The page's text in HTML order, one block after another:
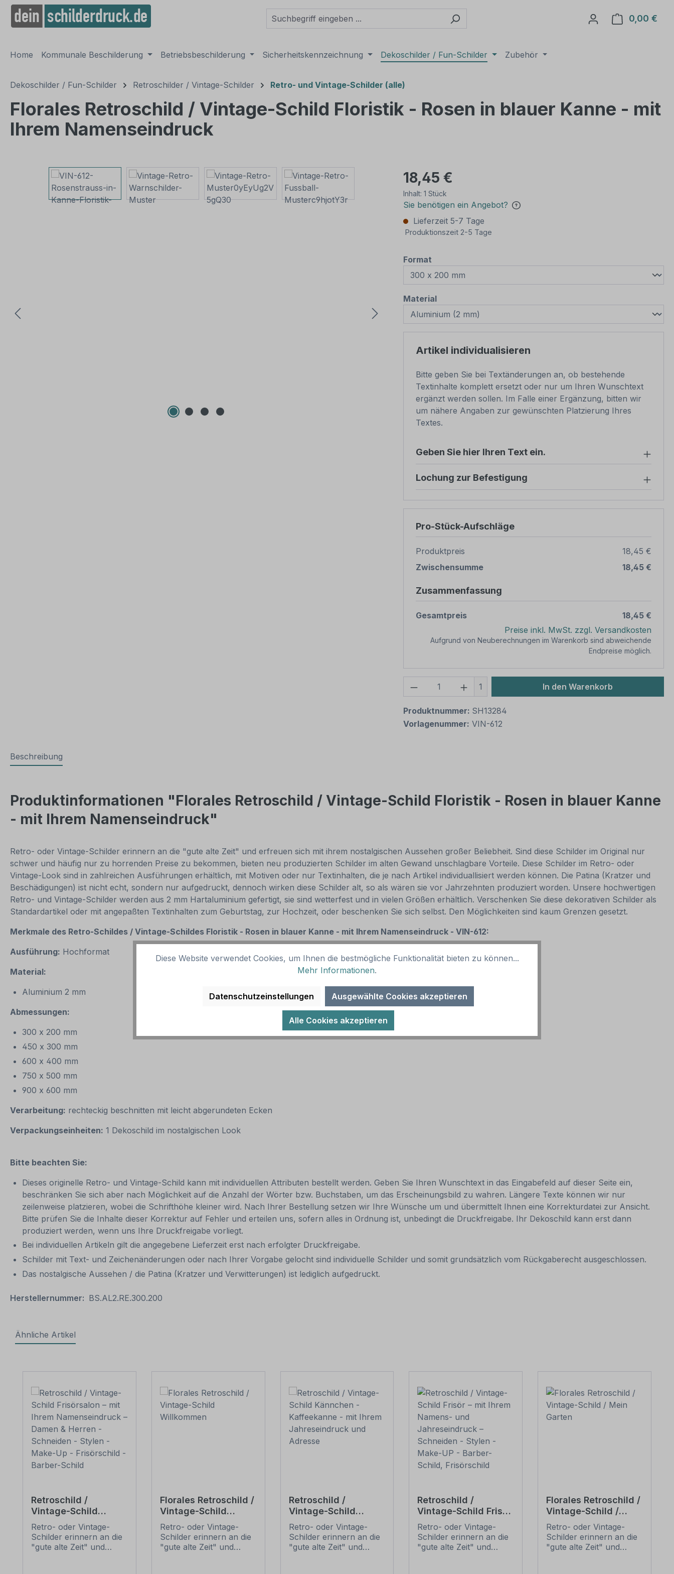
Zur Hauptnavigation springen
0,00 €
Home Kommunale Beschilderung Betriebsbeschilderung Sicherheitskennzeichnung Dekoschilder / Fun-Schilder Zubehör
Dekoschilder / Fun-Schilder Retroschilder / Vintage-Schilder Retro- und Vintage-Schilder (alle)
Florales Retroschild / Vintage-Schild Floristik - Rosen in blauer Kanne - mit
Ihrem Namenseindruck
Bildergalerie überspringen 18,45 €
Inhalt: 1 Stück
Sie benötigen ein Angebot?
Lieferzeit 5-7 Tage
Produktionszeit 2-5 Tage
Format
Materialauswählen
Artikel individualisieren
Bitte geben Sie bei Textänderungen an, ob bestehende
Textinhalte komplett ersetzt oder nur um Ihren Wunschtext
ergänzt werden sollen. Im Falle einer Ergänzung, bitten wir
um nähere Angaben zur gewünschten Platzierung Ihres
Textes.
Geben Sie hier Ihren Text ein.
Lochung zur Befestigung
Pro-Stück-Aufschläge
Produktpreis
18,45 €
Zwischensumme
18,45 €
Zusammenfassung
Gesamtpreis
18,45 €
Preise inkl. MwSt. zzgl. Versandkosten
Aufgrund von Neuberechnungen im Warenkorb sind abweichende
Endpreise möglich.
Produkt Anzahl: Gib den gewünschten Wert
1 In den Warenkorb
Produktnummer: SH13284
Vorlagenummer: VIN-612
Beschreibung
Produktinformationen "Florales Retroschild / Vintage-Schild Floristik - Rosen in blauer Kanne
- mit Ihrem Namenseindruck"
Retro- oder Vintage-Schilder erinnern an die "gute alte Zeit" und erfreuen sich mit ihrem nostalgischen Aussehen großer Beliebheit. Sind diese Schilder im Original nur
schwer und häufig nur zu horrenden Preise zu bekommen, bieten neu produzierten Schilder im alten Gewand unschlagbare Vorteile. Diese Schilder im Retro- oder
Vintage-Look sind in zahlreichen Ausführungen erhältlich, mit Motiven oder nur Textinhalten, die je nach Artikel individuallisiert werden können. Die Patina (Kratzer und
Beschädigungen) ist nicht echt, sondern nur aufgedruckt, dennoch wirken diese Schilder alt, so als wären sie vor Jahrzehnten produziert worden. Unsere hochwertigen
Retro- und Vintage-Schilder werden aus 2 mm Hartaluminium gefertigt, sie sind wetterfest und in vielen Größen erhältlich. Verschenken Sie diese dekorativen Schilder als
Standardartikel oder mit angepaßten Textinhalten zum Geburtstag, zur Hochzeit, oder beschenken Sie sich selbst. Den Möglichkeiten sind kaum Grenzen gesetzt.
Merkmale des Retro-Schildes / Vintage-Schildes Floristik - Rosen in blauer Kanne - mit Ihrem Namenseindruck - VIN-612:
Ausführung: Hochformat
Material:
Aluminium 2 mm
Abmessungen:
300 x 200 mm
450 x 300 mm
600 x 400 mm
750 x 500 mm
900 x 600 mm
Verarbeitung: rechteckig beschnitten mit leicht abgerundeten Ecken
Verpackungseinheiten: 1 Dekoschild im nostalgischen Look
Bitte beachten Sie:
Dieses originelle Retro- und Vintage-Schild kann mit individuellen Attributen bestellt werden. Geben Sie Ihren Wunschtext in das Eingabefeld auf dieser Seite ein,
beschränken Sie sich aber nach Möglichkeit auf die Anzahl der Wörter bzw. Buchstaben, um das Erscheinungsbild zu wahren. Längere Texte können wir nur
zeilenweise platzieren, wobei die Schrifthöhe kleiner wird. Nach Ihrer Bestellung setzen wir Ihre Wünsche um und übermittelt Ihnen eine Korrekturdatei zur Ansicht.
Bitte prüfen Sie die Inhalte dieser Korrektur auf Fehler und erteilen uns, sofern alles in Ordnung ist, unbedingt die Druckfreigabe. Ihr Dekoschild kann erst dann
produziert werden, wenn uns Ihre Druckfreigabe vorliegt.
Bei individuellen Artikeln gilt die angegebene Lieferzeit erst nach erfolgter Druckfreigabe.
Schilder mit Text- und Zeichenänderungen oder nach Ihrer Vorgabe gelocht sind individuelle Schilder und somit grundsätzlich vom Rückgaberecht ausgeschlossen.
Das nostalgische Aussehen / die Patina (Kratzer und Verwitterungen) ist lediglich aufgedruckt.
Herstellernummer: BS.AL2.RE.300.200
Ähnliche Artikel
Retroschild /
Vintage-Schild
Frisörsalon – mit
Ihrem
Namenseindruck –
Retro- oder Vintage-
Schilder erinnern an die
"gute alte Zeit" und
Florales Retroschild /
Vintage-Schild
Willkommen
Retro- oder Vintage-
Schilder erinnern an die
"gute alte Zeit" und
Retroschild /
Vintage-Schild
Kännchen -
Kaffeekanne - mit
Ihrem
Retro- oder Vintage-
Schilder erinnern an die
"gute alte Zeit" und
Retroschild /
Vintage-Schild Frisör
– mit Ihrem Namens-
und Jahreseindruck –
Schneiden - Stylen -
Retro- oder Vintage-
Schilder erinnern an die
"gute alte Zeit" und
Florales Retroschild /
Vintage-Schild /
Mein Garten
Retro- oder Vintage-
Schilder erinnern an die
"gute alte Zeit" und
Diese Website verwendet Cookies, um Ihnen die bestmögliche Funktionalität bieten zu können...
Mehr Informationen.
Datenschutzeinstellungen Ausgewählte Cookies akzeptieren
Alle Cookies akzeptieren